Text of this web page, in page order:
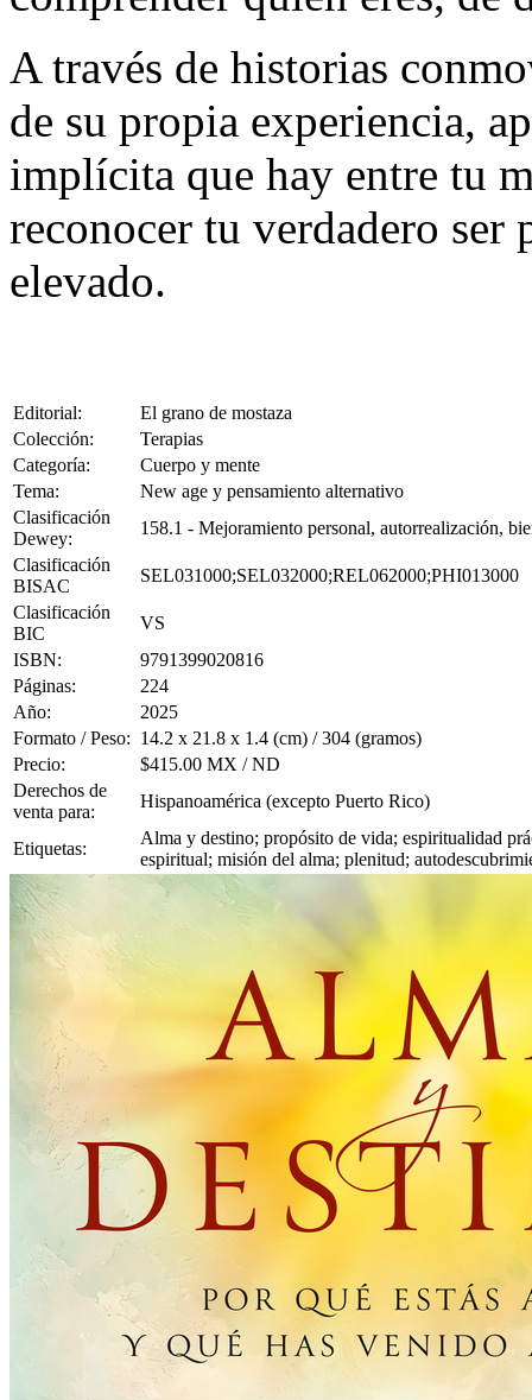
A través de historias
de su propia experiencia,
implícita que hay entre tu
reconocer tu verdadero ser
elevado.
Editorial:
El grano de mostaza
Colección:
Terapias
Categoría:
Cuerpo y mente
Tema:
New age y pensamiento alternativo
Clasificación
Dewey:
158.1 - Mejoramiento personal, autorrealización,
Clasificación
BISAC
SEL031000;SEL032000;REL062000;PHI013000
Clasificación
BIC
VS
ISBN:
9791399020816
Páginas:
224
Año:
2025
Formato / Peso: 14.2 x 21.8 x 1.4 (cm) / 304 (gramos)
Precio:
$415.00 MX / ND
Derechos de
venta para:
Hispanoamérica (excepto Puerto Rico)
Etiquetas:
Alma y destino; propósito de vida; espiritualidad
espiritual; misión del alma; plenitud;